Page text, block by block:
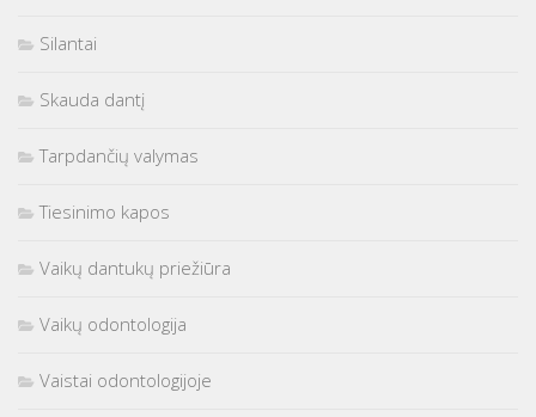
Silantai
Skauda dantį
Tarpdančių valymas
Tiesinimo kapos
Vaikų dantukų priežiūra
Vaikų odontologija
Vaistai odontologijoje